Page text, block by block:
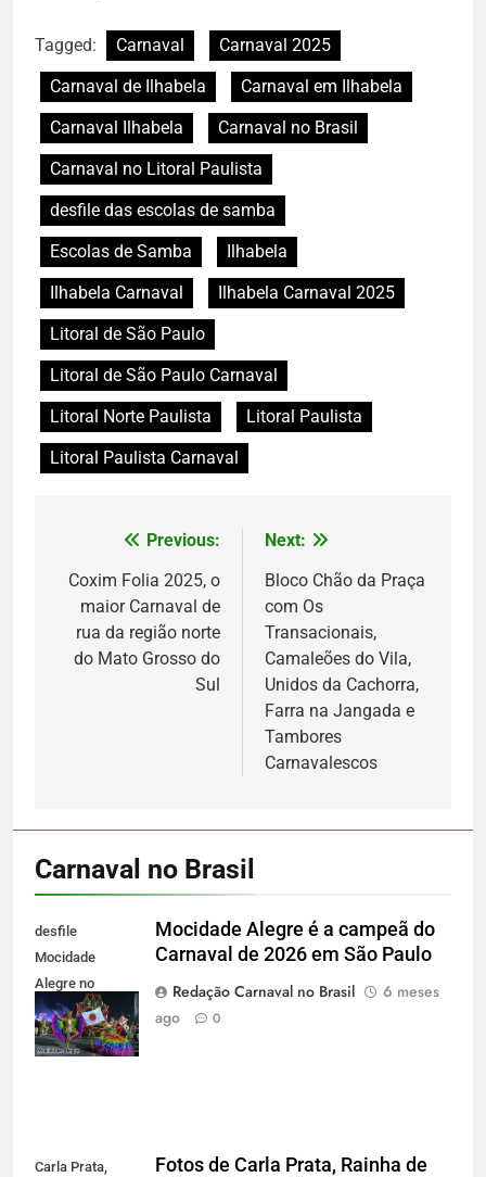
Tagged: Carnaval
Carnaval 2025
Carnaval de Ilhabela
Carnaval em Ilhabela
Carnaval Ilhabela
Carnaval no Brasil
Carnaval no Litoral Paulista
desfile das escolas de samba
Escolas de Samba
Ilhabela
Ilhabela Carnaval
Ilhabela Carnaval 2025
Litoral de São Paulo
Litoral de São Paulo Carnaval
Litoral Norte Paulista
Litoral Paulista
Litoral Paulista Carnaval
Navegação
de
Post
Previous:
Coxim Folia 2025, o
maior Carnaval de
rua da região norte
do Mato Grosso do
Sul
Next:
Bloco Chão da Praça
com Os
Transacionais,
Camaleões do Vila,
Unidos da Cachorra,
Farra na Jangada e
Tambores
Carnavalescos
Carnaval no Brasil
desfile
Mocidade
Alegre no
Carnaval 2026
de São Paulo
Mocidade Alegre é a campeã do
Carnaval de 2026 em São Paulo
Redação Carnaval no Brasil
6 meses
ago
0
Carla Prata,
Fotos de Carla Prata, Rainha de